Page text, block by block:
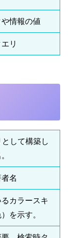
や情報の値
リ
して構築し
名
カラースキ
を示す。